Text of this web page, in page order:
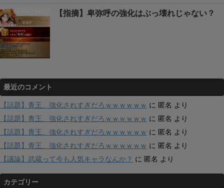
【指摘】卑弥呼の強化はぶっ壊れじゃない？
最近のコメント
【話題】青王、強化されすぎだろｗｗｗｗｗｗ に 匿名 より
【話題】青王、強化されすぎだろｗｗｗｗｗｗ に 匿名 より
【話題】青王、強化されすぎだろｗｗｗｗｗｗ に 匿名 より
【話題】青王、強化されすぎだろｗｗｗｗｗｗ に 匿名 より
【議論】武蔵って今も人気キャラなんか？ に 匿名 より
カテゴリー